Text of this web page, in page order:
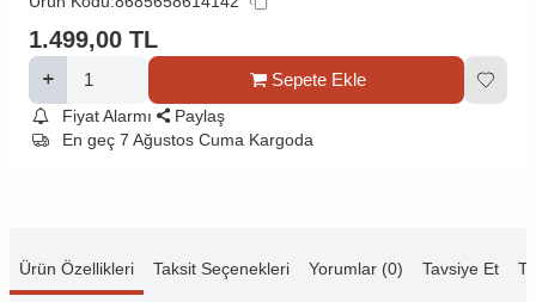
1.499,00 TL
Sepete Ekle
Fiyat Alarmı
Paylaş
En geç 7 Ağustos Cuma Kargoda
Ürün Özellikleri Taksit Seçenekleri Yorumlar (0) Tavsiye Et